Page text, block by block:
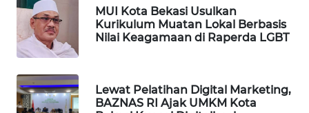
MUI Kota Bekasi Usulkan
Kurikulum Muatan Lokal Berbasis
Nilai Keagamaan di Raperda LGBT
Lewat Pelatihan Digital Marketing,
BAZNAS RI Ajak UMKM Kota
METRO
SIANTAR
NEWS
METRO
MEDAN